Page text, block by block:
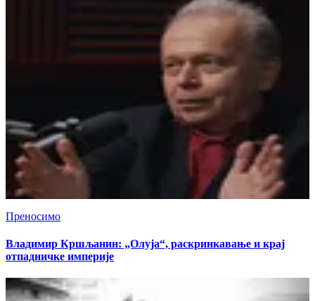
Преносимо
Владимир Кршљанин: „Олуја“, раскринкавање и крај
отпадничке империје